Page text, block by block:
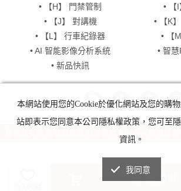
• 【H】 門禁管制
• 【
• 【J】 對講機
• 【K
• 【L】 行車紀錄器
• 【
• AI 智能影像分析系統
• 智
• 新品快訊
監視器安裝,監視器推薦-台灣監控 KingNet 版權所
本網站使用您的Cookie於優化網站及您的購
站即表示您同意本公司隱私權政策，您可至
資訊。
我同意